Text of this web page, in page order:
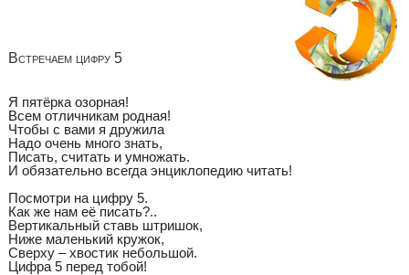
Встречаем цифру 5
Я пятёрка озорная!
Всем отличникам родная!
Чтобы с вами я дружила
Надо очень много знать,
Писать, считать и умножать.
И обязательно всегда энциклопедию читать!
Посмотри на цифру 5.
Как же нам её писать?..
Вертикальный ставь штришок,
Ниже маленький кружок,
Сверху – хвостик небольшой.
Цифра 5 перед тобой!